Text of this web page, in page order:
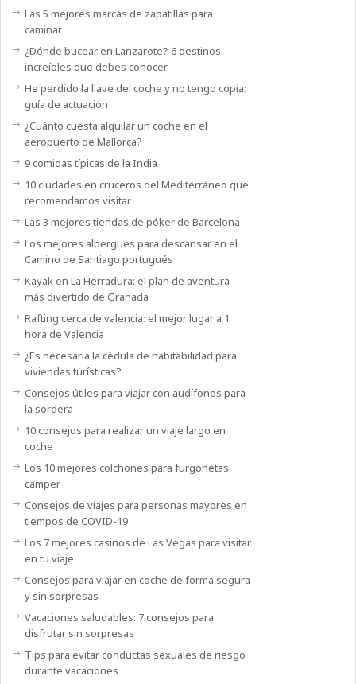
Las 5 mejores marcas de zapatillas para
caminar
¿Dónde bucear en Lanzarote? 6 destinos
increíbles que debes conocer
He perdido la llave del coche y no tengo copia:
guía de actuación
¿Cuánto cuesta alquilar un coche en el
aeropuerto de Mallorca?
9 comidas típicas de la India
10 ciudades en cruceros del Mediterráneo que
recomendamos visitar
Las 3 mejores tiendas de póker de Barcelona
Los mejores albergues para descansar en el
Camino de Santiago portugués
Kayak en La Herradura: el plan de aventura
más divertido de Granada
Rafting cerca de valencia: el mejor lugar a 1
hora de Valencia
¿Es necesaria la cédula de habitabilidad para
viviendas turísticas?
Consejos útiles para viajar con audífonos para
la sordera
10 consejos para realizar un viaje largo en
coche
Los 10 mejores colchones para furgonetas
camper
Consejos de viajes para personas mayores en
tiempos de COVID-19
Los 7 mejores casinos de Las Vegas para visitar
en tu viaje
Consejos para viajar en coche de forma segura
y sin sorpresas
Vacaciones saludables: 7 consejos para
disfrutar sin sorpresas
Tips para evitar conductas sexuales de riesgo
durante vacaciones